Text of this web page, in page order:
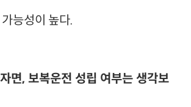
능성이 높다.
면, 보복운전 성립 여부는 생각보